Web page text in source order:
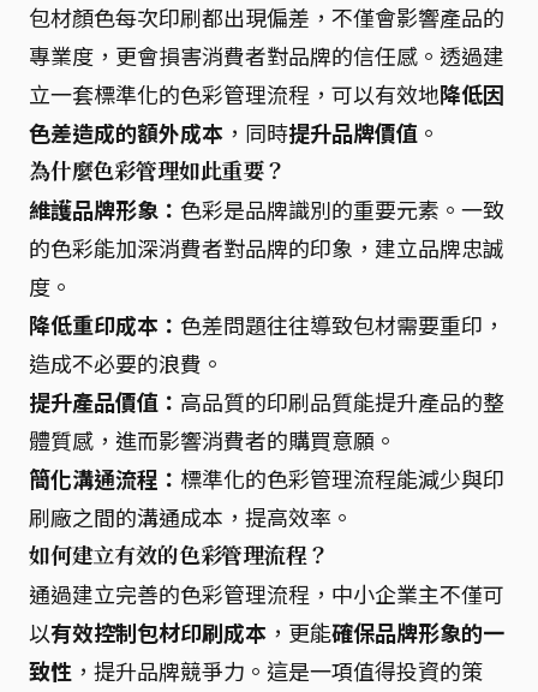
包材顏色每次印刷都出現偏差，不僅會影響產品的
專業度，更會損害消費者對品牌的信任感。透過建
立一套標準化的色彩管理流程，可以有效地降低因
色差造成的額外成本 ，同時提升品牌價值 。
為什麼色彩管理如此重要？
維護品牌形象： 色彩是品牌識別的重要元素。一致
的色彩能加深消費者對品牌的印象，建立品牌忠誠
度。
降低重印成本： 色差問題往往導致包材需要重印，
造成不必要的浪費。
提升產品價值： 高品質的印刷品質能提升產品的整
體質感，進而影響消費者的購買意願。
簡化溝通流程： 標準化的色彩管理流程能減少與印
刷廠之間的溝通成本，提高效率。
如何建立有效的色彩管理流程？
通過建立完善的色彩管理流程，中小企業主不僅可
以有效控制包材印刷成本 ，更能確保品牌形象的一
致性 ，提升品牌競爭力。這是一項值得投資的策